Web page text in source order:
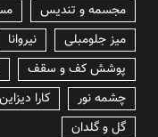
مجسمه و تندیس
میز جلومبلی
نیروانا
پوشش کف و سقف
چشمه نور
کارا دیزاین
گل و گلدان